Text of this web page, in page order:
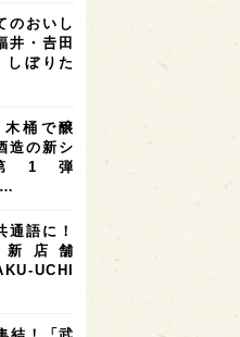
県
1
のおいし
井・𠮷田
ぼりた
桶で醸
造の新シ
1弾
通語に！
店舗
UCHI